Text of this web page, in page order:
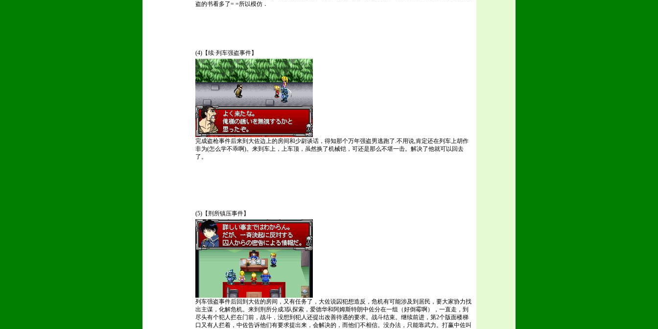
盗的书看多了= =所以模仿．
(4)【续·列车强盗事件】
完成盗枪事件后来到大佐边上的房间和少尉谈话，得知那个万年强盗男逃跑了.不用说,肯定还在列车上胡作
非为(怎么学不乖啊)。来到车上，上车顶，虽然换了机械铠，可还是那么不堪一击。解决了他就可以回去
了。
(5)【刑所镇压事件】
列车强盗事件后回到大佐的房间，又有任务了，大佐说囚犯想造反，危机有可能涉及到居民，要大家协力找
出主谋，化解危机。来到刑所分成3队探索，爱德华和阿姆斯特朗中佐分在一组（好倒霉啊），一直走，到
尽头有个犯人拦在门前，战斗，没想到犯人还提出改善待遇的要求。战斗结束。继续前进，第2个版面楼梯
口又有人拦着，中佐告诉他们有要求提出来，会解决的，而他们不相信。没办法，只能靠武力。打赢中佐叫